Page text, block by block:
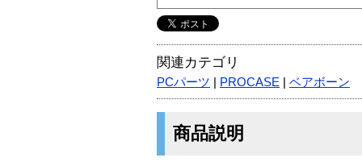
関連カテゴリ
PCパーツ PROCASE ベアボーン
商品説明